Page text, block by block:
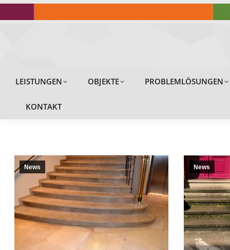
LEISTUNGEN OBJEKTE PROBLEMLÖSUNGEN
KONTAKT
News News